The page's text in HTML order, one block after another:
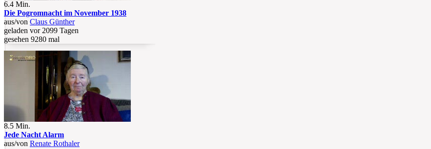
6.4 Min.
Die Pogromnacht im November 1938
aus/von Claus Günther
geladen vor 2099 Tagen
gesehen 9280 mal
8.5 Min.
Jede Nacht Alarm
aus/von Renate Rothaler